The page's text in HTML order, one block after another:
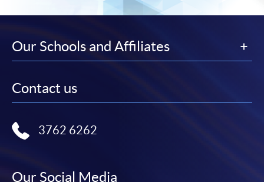
Our Schools and Affiliates
Contact us
3762 6262
Our Social Media